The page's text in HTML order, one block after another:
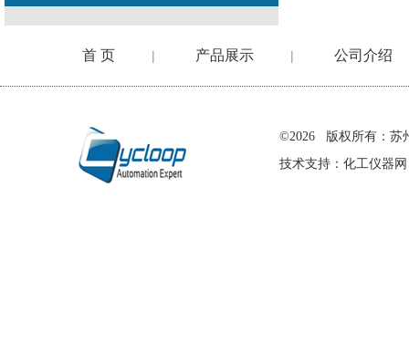
首 页 | 产品展示 | 公司介绍
©2026 版权所有：苏
技术支持： 化工仪器网